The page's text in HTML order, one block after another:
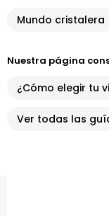
Mundo cristalera
Nuestra página
¿Cómo elegir tu
Ver todas las